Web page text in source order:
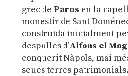
grec de Paros en la
monestir de Sant
construïda inicialment
despulles d’Alfons el
conquerit Nàpols, mai
seues terres patrimonials.